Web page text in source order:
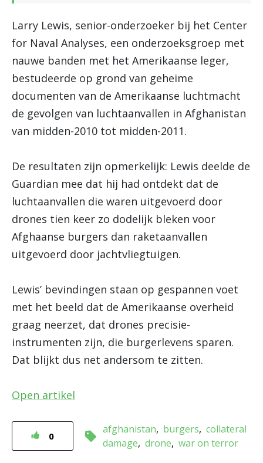
Larry Lewis, senior-onderzoeker bij het Center
for Naval Analyses, een onderzoeksgroep met
nauwe banden met het Amerikaanse leger,
bestudeerde op grond van geheime
documenten van de Amerikaanse luchtmacht
de gevolgen van luchtaanvallen in Afghanistan
van midden-2010 tot midden-2011.
De resultaten zijn opmerkelijk: Lewis deelde de
Guardian mee dat hij had ontdekt dat de
luchtaanvallen die waren uitgevoerd door
drones tien keer zo dodelijk bleken voor
Afghaanse burgers dan raketaanvallen
uitgevoerd door jachtvliegtuigen.
Lewis’ bevindingen staan op gespannen voet
met het beeld dat de Amerikaanse overheid
graag neerzet, dat drones precisie-
instrumenten zijn, die burgerlevens sparen.
Dat blijkt dus net andersom te zitten.
Open artikel
0
afghanistan burgers collateral
damage drone war on terror